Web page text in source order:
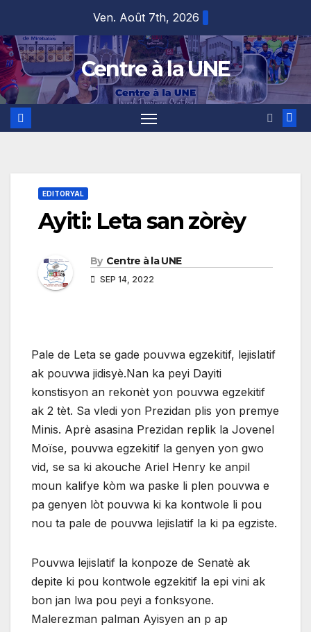
content
Ven. Août 7th, 2026
Centre à la UNE
EDITORYAL
Ayiti: Leta san zòrèy
By Centre à la UNE
SEP 14, 2022
Pale de Leta se gade pouvwa egzekitif, lejislatif
ak pouvwa jidisyè.Nan ka peyi Dayiti
konstisyon an rekonèt yon pouvwa egzekitif
ak 2 tèt. Sa vledi yon Prezidan plis yon premye
Minis. Aprè asasina Prezidan replik la Jovenel
Moïse, pouvwa egzekitif la genyen yon gwo
vid, se sa ki akouche Ariel Henry ke anpil
moun kalifye kòm wa paske li plen pouvwa e
pa genyen lòt pouvwa ki ka kontwole li pou
nou ta pale de pouvwa lejislatif la ki pa egziste.
Pouvwa lejislatif la konpoze de Senatè ak
depite ki pou kontwole egzekitif la epi vini ak
bon jan lwa pou peyi a fonksyone.
Malerezman palman Ayisyen an p ap